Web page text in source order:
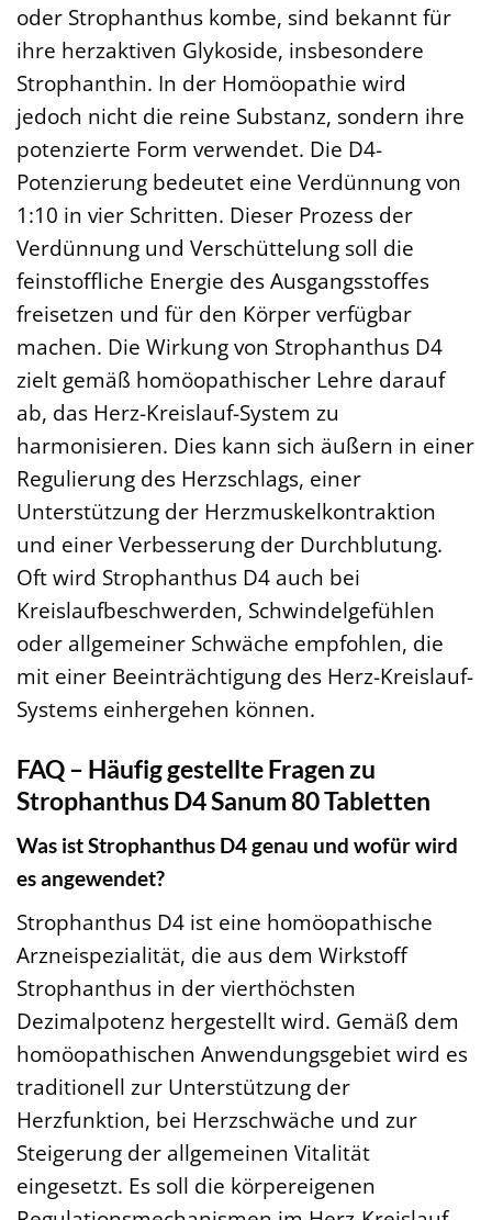
oder Strophanthus kombe, sind bekannt für
ihre herzaktiven Glykoside, insbesondere
Strophanthin. In der Homöopathie wird
jedoch nicht die reine Substanz, sondern ihre
potenzierte Form verwendet. Die D4-
Potenzierung bedeutet eine Verdünnung von
1:10 in vier Schritten. Dieser Prozess der
Verdünnung und Verschüttelung soll die
feinstoffliche Energie des Ausgangsstoffes
freisetzen und für den Körper verfügbar
machen. Die Wirkung von Strophanthus D4
zielt gemäß homöopathischer Lehre darauf
ab, das Herz-Kreislauf-System zu
harmonisieren. Dies kann sich äußern in einer
Regulierung des Herzschlags, einer
Unterstützung der Herzmuskelkontraktion
und einer Verbesserung der Durchblutung.
Oft wird Strophanthus D4 auch bei
Kreislaufbeschwerden, Schwindelgefühlen
oder allgemeiner Schwäche empfohlen, die
mit einer Beeinträchtigung des Herz-Kreislauf-
Systems einhergehen können.
FAQ – Häufig gestellte Fragen zu
Strophanthus D4 Sanum 80 Tabletten
Was ist Strophanthus D4 genau und wofür wird
es angewendet?
Strophanthus D4 ist eine homöopathische
Arzneispezialität, die aus dem Wirkstoff
Strophanthus in der vierthöchsten
Dezimalpotenz hergestellt wird. Gemäß dem
homöopathischen Anwendungsgebiet wird es
traditionell zur Unterstützung der
Herzfunktion, bei Herzschwäche und zur
Steigerung der allgemeinen Vitalität
eingesetzt. Es soll die körpereigenen